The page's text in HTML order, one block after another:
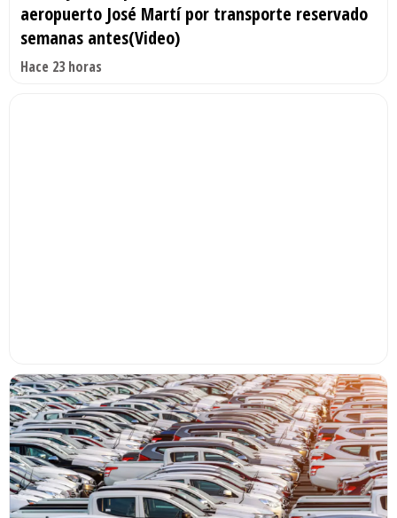
aeropuerto José Martí por transporte reservado
semanas antes(Video)
Hace 23 horas